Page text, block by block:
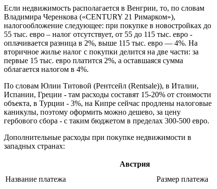
Если недвижимость располагается в Венгрии, то, по словам
Владимира Черенкова («CENTURY 21 Римарком»),
налогообложение следующее: при покупке в новостройках до
55 тыс. евро – налог отсутствует, от 55 до 115 тыс. евро -
оплачивается разница в 2%, выше 115 тыс. евро — 4%. На
вторичное жилье налог с покупки делится на две части: за
первые 15 тыс. евро платится 2%, а оставшаяся сумма
облагается налогом в 4%.
По словам Юлии Титовой (Рентсейл (Rentsale)), в Италии,
Испании, Греции - там расходы составят 15-20% от стоимости
объекта, в Турции - 3%, на Кипре сейчас продлены налоговые
каникулы, поэтому оформить можно дешево, за цену
гербового сбора - с таким бюджетом в пределах 300-500 евро.
Дополнительные расходы при покупке недвижимости в
западных странах:
Австрия
Название платежа
Размер платежа